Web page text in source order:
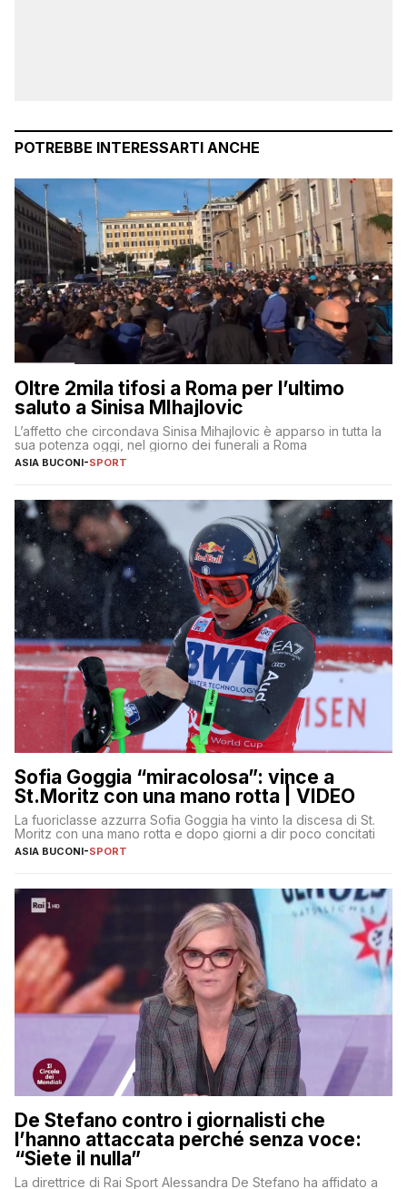
POTREBBE INTERESSARTI ANCHE
Oltre 2mila tifosi a Roma per l’ultimo
saluto a Sinisa MIhajlovic
L’affetto che circondava Sinisa Mihajlovic è apparso in tutta la
sua potenza oggi, nel giorno dei funerali a Roma
ASIA BUCONI-SPORT
Sofia Goggia “miracolosa”: vince a
St.Moritz con una mano rotta | VIDEO
La fuoriclasse azzurra Sofia Goggia ha vinto la discesa di St.
Moritz con una mano rotta e dopo giorni a dir poco concitati
ASIA BUCONI-SPORT
De Stefano contro i giornalisti che
l’hanno attaccata perché senza voce:
“Siete il nulla”
La direttrice di Rai Sport Alessandra De Stefano ha affidato a